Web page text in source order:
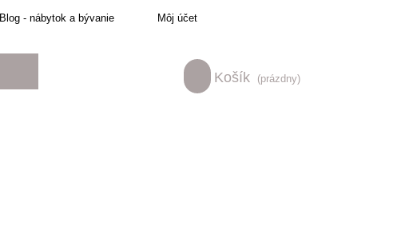
Blog - nábytok a bývanie Môj účet
Košík (prázdny)